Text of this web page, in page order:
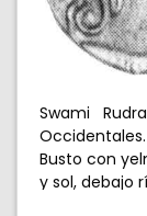
Swami
Busto con
y sol, debajo